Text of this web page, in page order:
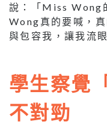
說：「Miss Wong
Wong真的要喊，
與包容我，讓我流
學生察覺
不對勁